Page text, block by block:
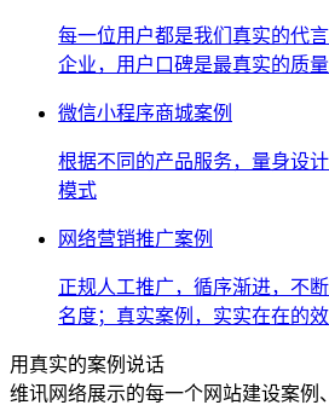
每一位用户都是我们真实的代
企业，用户口碑是最真实的质
微信小程序商城案例
根据不同的产品服务，量身设
模式
网络营销推广案例
正规人工推广，循序渐进，不
名度；真实案例，实实在在的
用真实的案例说话
维讯网络展示的每一个网站建设案例